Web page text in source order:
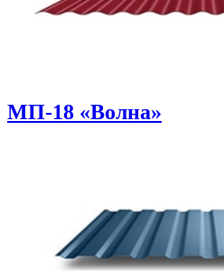
МП-18 «Волна»